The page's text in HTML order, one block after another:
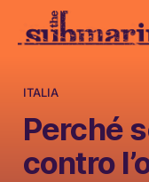
ITALIA
Perché
contro